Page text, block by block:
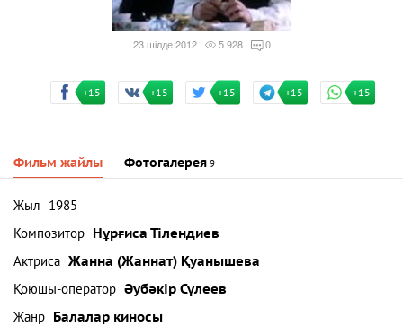
23 шілде 2012 5 928 0
+15 +15 +15 +15 +15
Фильм жайлы Фотогалерея 9
Жыл
1985
Композитор Нұрғиса Тілендиев
Актриса Жанна (Жаннат) Қуанышева
Қоюшы-оператор Әубәкір Сүлеев
Жанр Балалар киносы